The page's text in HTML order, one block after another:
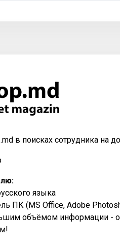
в поисках сотрудника на
языка
ПК (MS Office, Adobe
объёмом информации -